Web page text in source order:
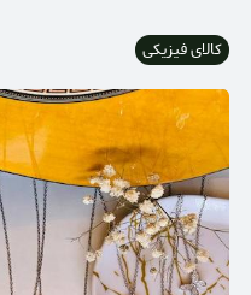
کالای فیزیکی